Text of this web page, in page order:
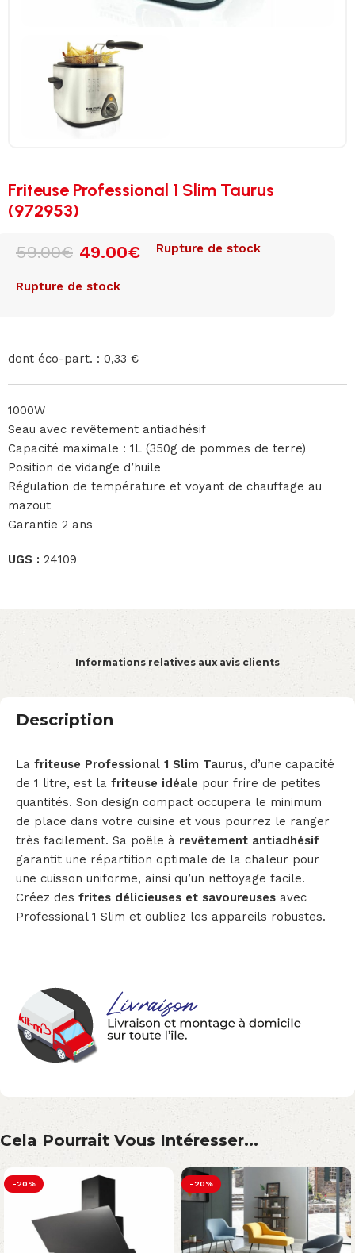
Friteuse Professional 1 Slim Taurus
(972953)
59.00€ 49.00€ Rupture de stock
Rupture de stock
dont éco-part. : 0,33 €
1000W
Seau avec revêtement antiadhésif
Capacité maximale : 1L (350g de pommes de terre)
Position de vidange d’huile
Régulation de température et voyant de chauffage au
mazout
Garantie 2 ans
UGS : 24109
Informations relatives aux avis clients
Description
La friteuse Professional 1 Slim Taurus, d’une capacité
de 1 litre, est la friteuse idéale pour frire de petites
quantités. Son design compact occupera le minimum
de place dans votre cuisine et vous pourrez le ranger
très facilement. Sa poêle à revêtement antiadhésif
garantit une répartition optimale de la chaleur pour
une cuisson uniforme, ainsi qu’un nettoyage facile.
Créez des frites délicieuses et savoureuses avec
Professional 1 Slim et oubliez les appareils robustes.
Cela Pourrait Vous Intéresser...
-20% -20%